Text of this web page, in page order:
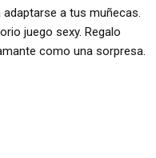
adaptarse a tus muñecas.
juego sexy. Regalo
como una sorpresa.